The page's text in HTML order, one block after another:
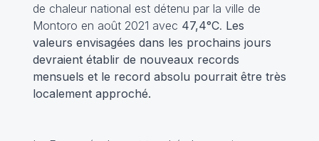
de chaleur national est détenu par la ville de
Montoro en août 2021 avec 47,4°C. Les
valeurs envisagées dans les prochains jours
devraient établir de nouveaux records
mensuels et le record absolu pourrait être très
localement approché.